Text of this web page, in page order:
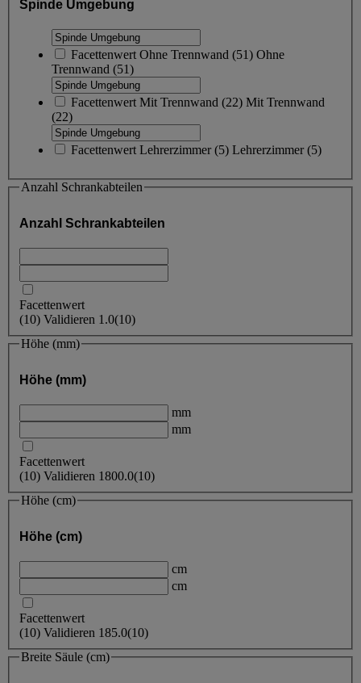
Spinde Umgebung
Facettenwert Ohne Trennwand (51) Ohne
Trennwand (51)
Facettenwert Mit Trennwand (22) Mit Trennwand
(22)
Facettenwert Lehrerzimmer(5) Lehrerzimmer(5)
Anzahl Schrankabteilen
Anzahl Schrankabteilen
Facettenwert
(10) Validieren 1.0(10)
Höhe (mm)
Höhe (mm)
mm
mm
Facettenwert
(10) Validieren 1800.0(10)
Höhe (cm)
Höhe (cm)
cm
cm
Facettenwert
(10) Validieren 185.0(10)
Breite Säule (cm)